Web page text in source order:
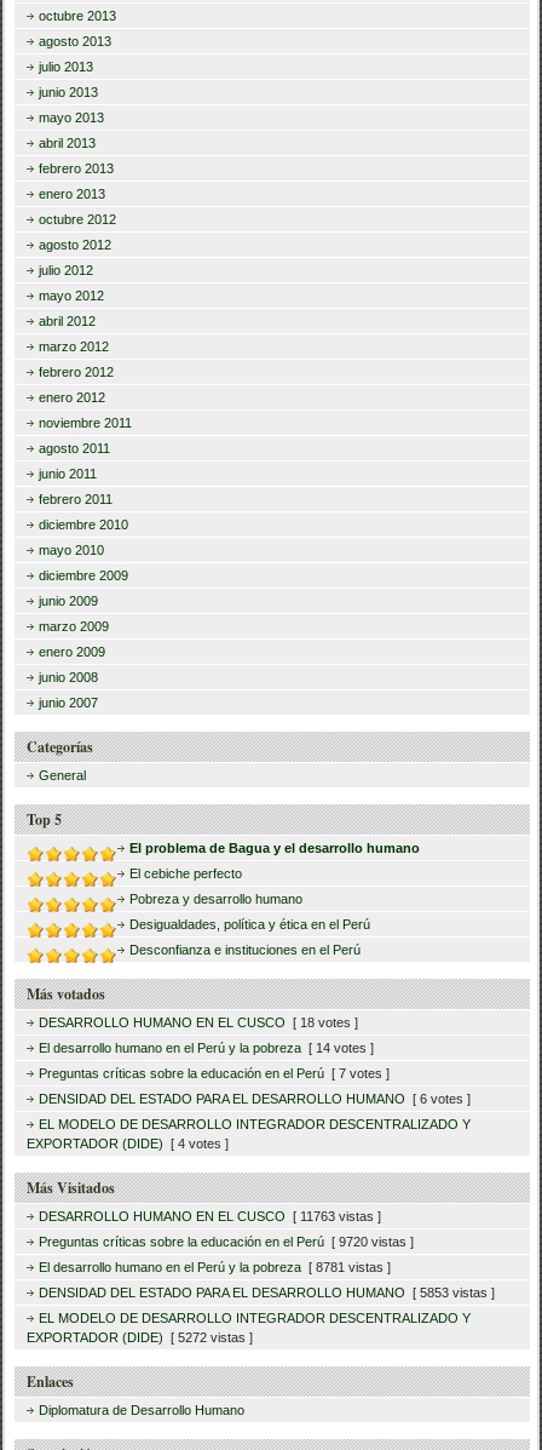
octubre 2013
agosto 2013
julio 2013
junio 2013
mayo 2013
abril 2013
febrero 2013
enero 2013
octubre 2012
agosto 2012
julio 2012
mayo 2012
abril 2012
marzo 2012
febrero 2012
enero 2012
noviembre 2011
agosto 2011
junio 2011
febrero 2011
diciembre 2010
mayo 2010
diciembre 2009
junio 2009
marzo 2009
enero 2009
junio 2008
junio 2007
Categorías
General
Top 5
El problema de Bagua y el desarrollo humano
El cebiche perfecto
Pobreza y desarrollo humano
Desigualdades, política y ética en el Perú
Desconfianza e instituciones en el Perú
Más votados
DESARROLLO HUMANO EN EL CUSCO [ 18 votes ]
El desarrollo humano en el Perú y la pobreza [ 14 votes ]
Preguntas críticas sobre la educación en el Perú [ 7 votes ]
DENSIDAD DEL ESTADO PARA EL DESARROLLO HUMANO [ 6 votes ]
EL MODELO DE DESARROLLO INTEGRADOR DESCENTRALIZADO Y
EXPORTADOR (DIDE) [ 4 votes ]
Más Visitados
DESARROLLO HUMANO EN EL CUSCO [ 11763 vistas ]
Preguntas críticas sobre la educación en el Perú [ 9720 vistas ]
El desarrollo humano en el Perú y la pobreza [ 8781 vistas ]
DENSIDAD DEL ESTADO PARA EL DESARROLLO HUMANO [ 5853 vistas ]
EL MODELO DE DESARROLLO INTEGRADOR DESCENTRALIZADO Y
EXPORTADOR (DIDE) [ 5272 vistas ]
Enlaces
Diplomatura de Desarrollo Humano